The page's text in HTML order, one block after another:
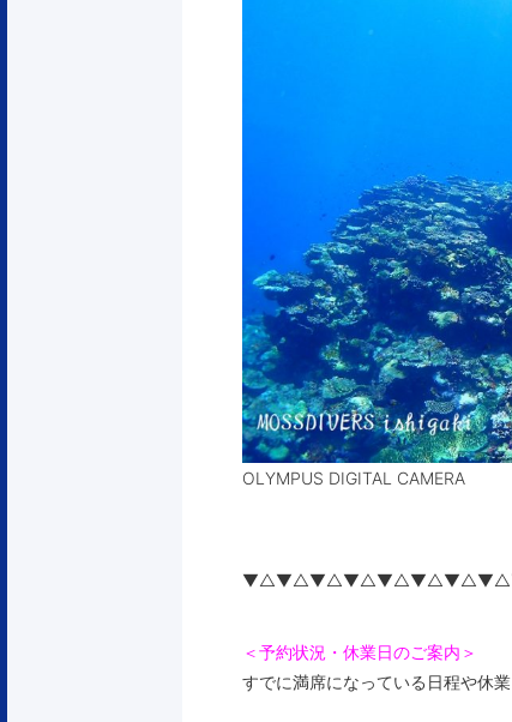
OLYMPUS DIGITAL CAMERA
＜予約状況・休業日のご案内＞
すでに満席になっている日程や休